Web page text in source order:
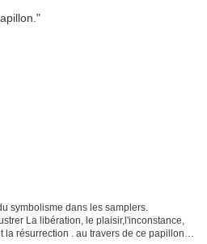
symbolisme dans les samplers.
La libération, le plaisir,l'inconstance,
la résurrection . au travers de ce papillon